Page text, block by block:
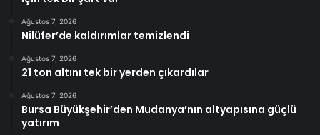
Ağustos 7, 2026
Nilüfer’de kaldırımlar temizlendi
Ağustos 7, 2026
21 ton altını tek bir yerden çıkardılar
Ağustos 7, 2026
Bursa Büyükşehir’den Mudanya’nın altyapısına güçlü
yatırım